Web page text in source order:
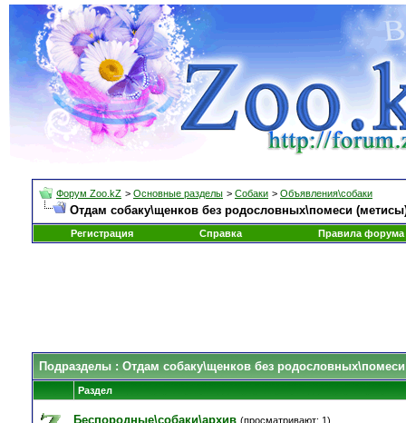
Форум Zoo.kZ > Основные разделы > Собаки > Объявления\собаки
Отдам собаку\щенков без родословных\помеси
Регистрация Справка Правила форума
Подразделы : Отдам собаку\щенков без
Раздел
Беспородные\собаки\архив (просматривают: 1)